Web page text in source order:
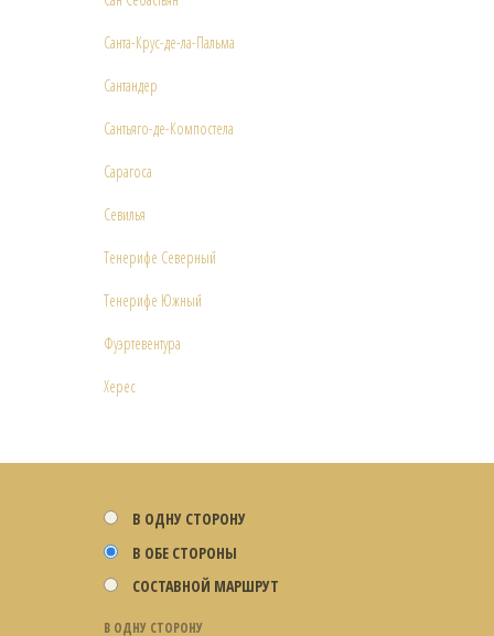
Санта-Крус-де-ла-Пальма
Сантандер
Сантьяго-де-Компостела
Сарагоса
Севилья
Тенерифе Северный
Тенерифе Южный
Фуэртевентура
Херес
В ОДНУ СТОРОНУ
В ОБЕ СТОРОНЫ
СОСТАВНОЙ МАРШРУТ
В ОДНУ СТОРОНУ